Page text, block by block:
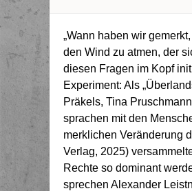
„Wann haben wir
den Wind zu atmen, der
diesen Fragen im Kopf
Experiment: Als
Präkels, Tina
sprachen mit den
merklichen Veränderung
Verlag, 2025)
Rechte so dominant
sprechen Alexander